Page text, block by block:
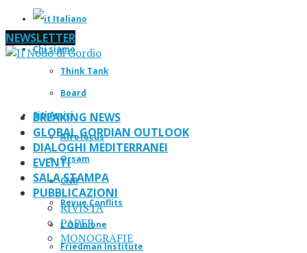
Italiano
Chi siamo
Think Tank
Board
Siti Amici
Afrofocus
Orsam
CNR
Revue Conflits
L’Opinione
Friedman Institute
NEWSLETTER
BREAKING NEWS
GLOBAL GORDIAN OUTLOOK
DIALOGHI MEDITERRANEI
EVENTI
SALA STAMPA
PUBBLICAZIONI
RIVISTA
PAPER
MONOGRAFIE